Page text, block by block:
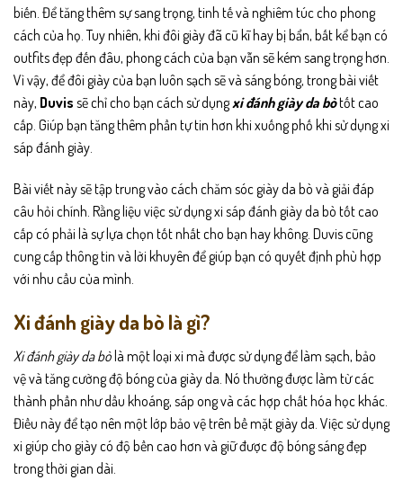
biến. Để tăng thêm sự sang trọng, tinh tế và nghiêm túc cho phong
cách của họ. Tuy nhiên, khi đôi giày đã cũ kĩ hay bị bẩn, bất kể bạn có
outfits đẹp đến đâu, phong cách của bạn vẫn sẽ kém sang trọng hơn.
Vì vậy, để đôi giày của bạn luôn sạch sẽ và sáng bóng, trong bài viết
này, Duvis sẽ chỉ cho bạn cách sử dụngxi đánh giày da bòtốt cao
cấp. Giúp bạn tăng thêm phần tự tin hơn khi xuống phố khi sử dụng xi
sáp đánh giày.
Bài viết này sẽ tập trung vào cách chăm sóc giày da bò và giải đáp
câu hỏi chính. Rằng liệu việc sử dụng xi sáp đánh giày da bò tốt cao
cấp có phải là sự lựa chọn tốt nhất cho bạn hay không. Duvis cũng
cung cấp thông tin và lời khuyên để giúp bạn có quyết định phù hợp
với nhu cầu của mình.
Xi đánh giày da bò là gì?
Xi đánh giày da bòlà một loại xi mà được sử dụng để làm sạch, bảo
vệ và tăng cường độ bóng của giày da. Nó thường được làm từ các
thành phần như dầu khoáng, sáp ong và các hợp chất hóa học khác.
Điều này để tạo nên một lớp bảo vệ trên bề mặt giày da. Việc sử dụng
xi giúp cho giày có độ bền cao hơn và giữ được độ bóng sáng đẹp
trong thời gian dài.